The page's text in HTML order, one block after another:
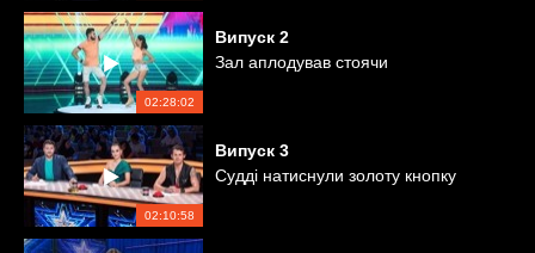
02:28:02
Випуск 2
Зал аплодував стоячи
02:10:58
Випуск 3
Судді натиснули золоту кнопку